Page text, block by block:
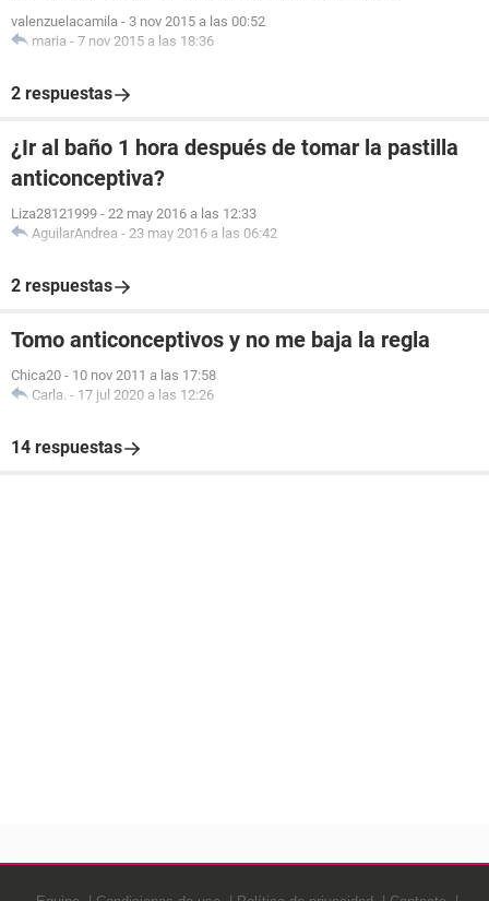
valenzuelacamila - 3 nov 2015 a las 00:52
maria - 7 nov 2015 a las 18:36
2 respuestas
¿Ir al baño 1 hora después de tomar la pastilla
anticonceptiva?
Liza28121999 - 22 may 2016 a las 12:33
AguilarAndrea - 23 may 2016 a las 06:42
2 respuestas
Tomo anticonceptivos y no me baja la regla
Chica20 - 10 nov 2011 a las 17:58
Carla. - 17 jul 2020 a las 12:26
14 respuestas